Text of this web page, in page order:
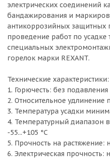
электрических соединений
бандажирования и
антикоррозийных защитных
проведение работ по
специальных
горелок марки REXANT.
Технические характеристики:
1. Горючесть: без
2. Относительное
3. Температура усадки
4. Температурный диапазон
-55...+105 °С
5. Прочность на растяжение:
6. Электрическая